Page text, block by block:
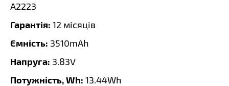
A2223
Гарантія: 12 місяців
Ємність: 3510mAh
Напруга: 3.83V
Потужність, Wh: 13.44Wh